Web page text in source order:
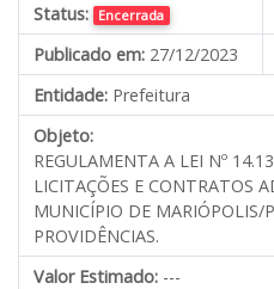
Status: Encerrada
Publicado em: 27/12/2023
Entidade: Prefeitura
Objeto:
REGULAMENTA A LEI Nº
LICITAÇÕES E CONTRATOS
MUNICÍPIO DE MARIÓPOLIS/
PROVIDÊNCIAS.
Valor Estimado: ---